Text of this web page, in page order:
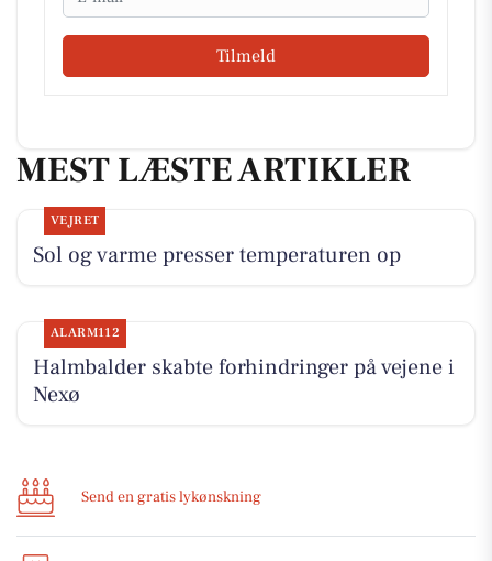
Tilmeld
MEST LÆSTE ARTIKLER
VEJRET
Sol og varme presser temperaturen op
ALARM112
Halmbalder skabte forhindringer på vejene i
Nexø
Send en gratis lykønskning